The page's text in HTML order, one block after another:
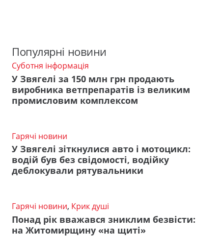
Популярні новини
Суботня інформація
У Звягелі за 150 млн грн продають
виробника ветпрепаратів із великим
промисловим комплексом
Гарячі новини
У Звягелі зіткнулися авто і мотоцикл:
водій був без свідомості, водійку
деблокували рятувальники
Гарячі новини, Крик душі
Понад рік вважався зниклим безвісти:
на Житомирщину «на щиті»